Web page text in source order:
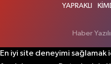
YAPRAKLI
Haber
En iyi site deneyimi